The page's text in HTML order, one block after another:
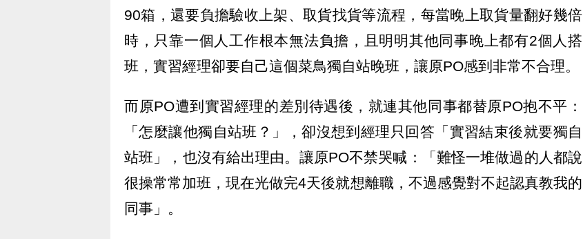
90箱，還要負擔驗收上架、取貨找貨等流程，每當晚上取貨量翻好幾倍
時，只靠一個人工作根本無法負擔，且明明其他同事晚上都有2個人搭
班，實習經理卻要自己這個菜鳥獨自站晚班，讓原PO感到非常不合理。
而原PO遭到實習經理的差別待遇後，就連其他同事都替原PO抱不平：
「怎麼讓他獨自站班？」，卻沒想到經理只回答「實習結束後就要獨自
站班」，也沒有給出理由。讓原PO不禁哭喊：「難怪一堆做過的人都說
很操常常加班，現在光做完4天後就想離職，不過感覺對不起認真教我的
同事」。